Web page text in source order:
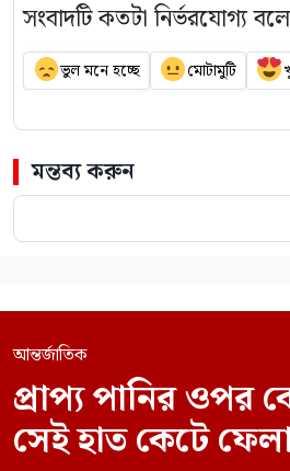
সংবাদটি কতটা নির্ভরযোগ্য
ভুল মনে হচ্ছে মোটামুটি
মন্তব্য করুন
আন্তর্জাতিক
প্রাপ্য পানির ওপর
সেই হাত কেটে